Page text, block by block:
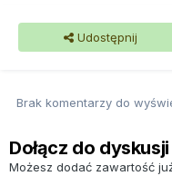
Udostępnij
Brak komentarzy do
Dołącz do dyskusji
Możesz dodać zawartość